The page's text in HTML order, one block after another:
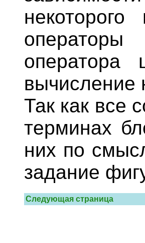
оператора
вычисление
Так как все
терминах
них по
задание
Следующая страница